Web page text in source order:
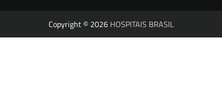
Copyright © 2026 HOSPITAIS BRASIL